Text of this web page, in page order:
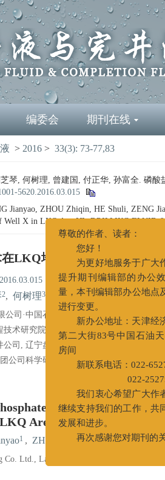
编委会 期刊在线
> 2016 > 33(3): 73-77,83
琴, 何树理, 曾建国, 付正华, 孙富全. 磷
5620.2016.03.015
Jianyao, ZHOU Zhiqin, HE Shuli, ZENG
Well X in LKQ Area[J].DRILLING FLUID
LKQ地区X井火烧油层的应
2, 何树理3 曾建国1 , 付正华2, 孙富全1
公司·中国石油集团钻井工程重点实验室固
术研究院, 新疆吐鲁番 838202
司, 辽宁盘锦 124010
公司科学研究与技术开发项目“水泥石封
Cement Slurry
Area
1 , ZHOU Zhiqin2 , HE Shuli3 ,
Co. Ltd., Laboratory of Cementing
尊敬的作者、读者：
您好！
为更好地服务于
提升期刊编辑部的
量，本刊编辑部办公
进行变更。
新办公地址：天
房间
新联系电话：
022-
我们衷心希望广
继续支持我们的工作
发展和进步。